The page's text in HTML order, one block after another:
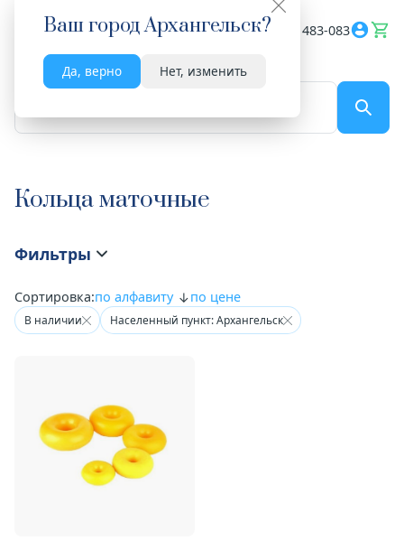
Ваш городАрхангельск?
Да, верно Нет, изменить
Весь сайт 8182 483-083
Кольца маточные
Фильтры
Сортировка:по алфавиту по цене
В наличии Населенный пункт: Архангельск